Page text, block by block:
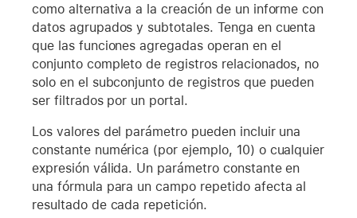
como alternativa a la creación de un informe con
datos agrupados y subtotales. Tenga en cuenta
que las funciones agregadas operan en el
conjunto completo de registros relacionados, no
solo en el subconjunto de registros que pueden
ser filtrados por un portal.
Los valores del parámetro pueden incluir una
constante numérica (por ejemplo, 10) o cualquier
expresión válida. Un parámetro constante en
una fórmula para un campo repetido afecta al
resultado de cada repetición.